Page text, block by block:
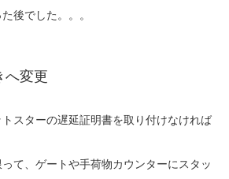
後でした。。。
へ変更
スターの遅延証明書を取り付けなければ
て、ゲートや手荷物カウンターにスタッ